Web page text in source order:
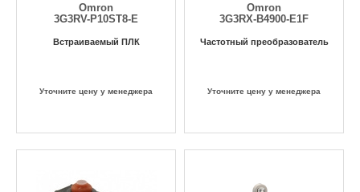
Omron
3G3RV-P10ST8-E
Встраиваемый ПЛК
Уточните цену у менеджера
Omron
3G3RX-B4900-E1F
Частотный преобразователь
Уточните цену у менеджера